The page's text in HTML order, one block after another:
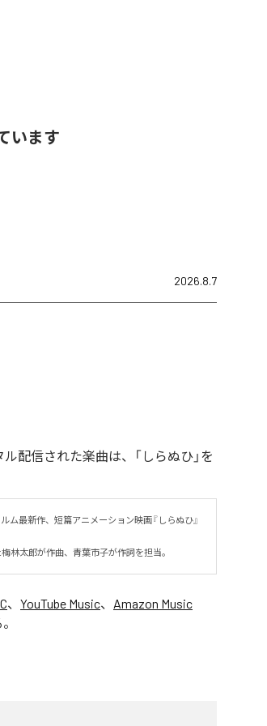
います
2026.8.7
配信された楽曲は、「しらぬひ」を
ム最新作、短篇アニメーション映画『しらぬひ』
林太郎が作曲、青葉市子が作詞を担当。
、 YouTube Music、 Amazon Music